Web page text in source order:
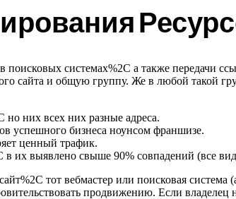
поисковых системах%2C а также передачи
сайта и общую группу. Же в любой такой
но них всех них разные адреса.
успешного бизнеса ноунсом франшизе.
ценный трафик.
их выявлено свыше 90% совпадений (все
тот вебмастер или поисковая
продвижению. Если